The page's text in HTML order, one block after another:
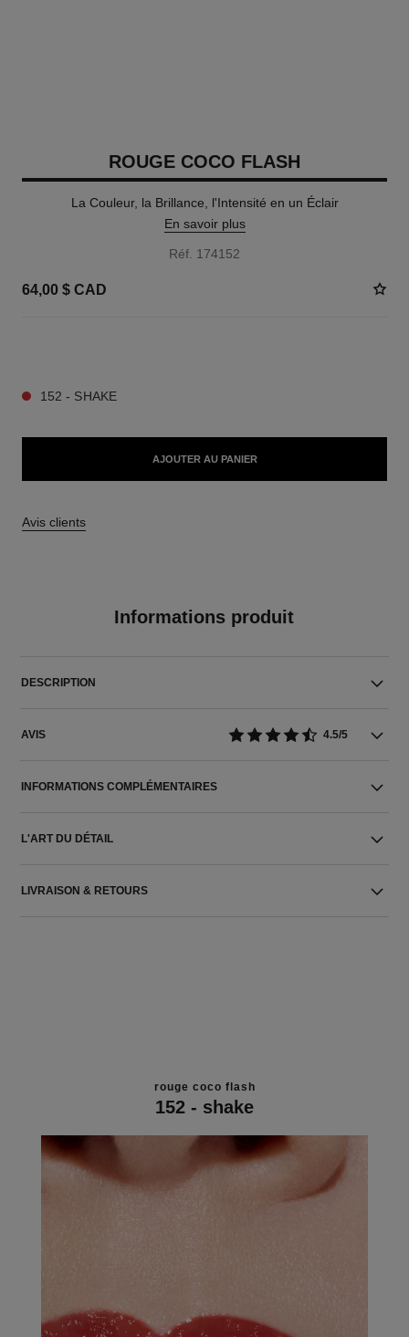
ROUGE COCO FLASH
La Couleur, la Brillance, l'Intensité en un Éclair
En savoir plus
Réf. 174152
64,00 $ CAD
152 - SHAKE
AJOUTER AU PANIER
Avis clients
Informations produit
DESCRIPTION
AVIS 4.5/5
INFORMATIONS COMPLÉMENTAIRES
L'ART DU DÉTAIL
LIVRAISON & RETOURS
rouge coco flash
152 - shake